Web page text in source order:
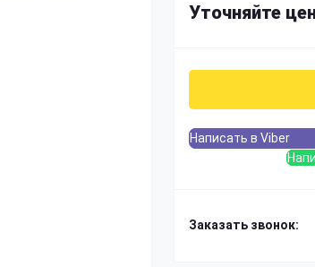
Уточняйте
Написать в Viber
Заказать звонок: